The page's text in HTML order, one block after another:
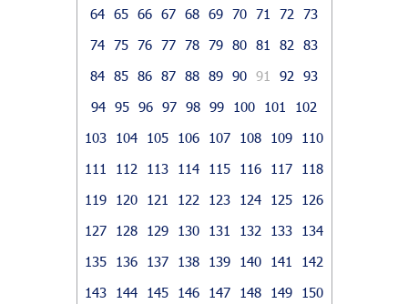
64 65 66 67 68 69 70 71 72
73
74 75 76 77 78 79 80 81 82
83
84 85 86 87 88 89 90 91 92
93
94 95 96 97 98 99 100 101
102
103
104 105 106 107 108 109
110
111
112 113 114 115 116 117
118
119
120 121 122 123 124 125
126
127
128 129 130 131 132 133
134
135
136 137 138 139 140 141
142
143
144 145 146 147 148 149
150